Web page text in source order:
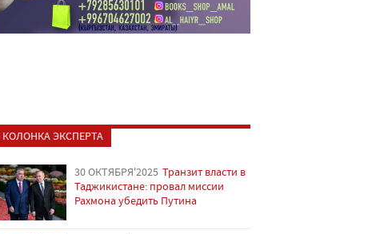
КОЛОНКА ЭКСПЕРТА
30 ОКТЯБРЯ'2025 Транзит власти в
Таджикистане: провал миссии
Рахмона убедить Путина